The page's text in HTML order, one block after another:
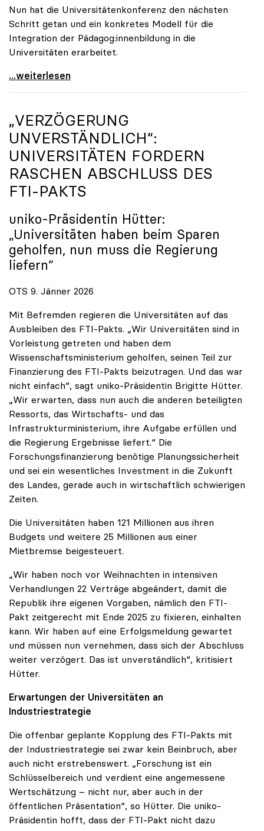
Nun hat die Universitätenkonferenz den nächsten
Schritt getan und ein konkretes Modell für die
Integration der Pädagog:innenbildung in die
Universitäten erarbeitet.
Schools of Education an den Universitäten: Für
...weiterlesen
„VERZÖGERUNG
UNVERSTÄNDLICH“:
UNIVERSITÄTEN FORDERN
RASCHEN ABSCHLUSS DES
FTI-PAKTS
uniko-Präsidentin Hütter:
„Universitäten haben beim Sparen
geholfen, nun muss die Regierung
liefern“
OTS 9. Jänner 2026
Mit Befremden regieren die Universitäten auf das
Ausbleiben des FTI-Pakts. „Wir Universitäten sind in
Vorleistung getreten und haben dem
Wissenschaftsministerium geholfen, seinen Teil zur
Finanzierung des FTI-Pakts beizutragen. Und das war
nicht einfach“, sagt uniko-Präsidentin Brigitte Hütter.
„Wir erwarten, dass nun auch die anderen beteiligten
Ressorts, das Wirtschafts- und das
Infrastrukturministerium, ihre Aufgabe erfüllen und
die Regierung Ergebnisse liefert.“ Die
Forschungsfinanzierung benötige Planungssicherheit
und sei ein wesentliches Investment in die Zukunft
des Landes, gerade auch in wirtschaftlich schwierigen
Zeiten.
Die Universitäten haben 121 Millionen aus ihren
Budgets und weitere 25 Millionen aus einer
Mietbremse beigesteuert.
„Wir haben noch vor Weihnachten in intensiven
Verhandlungen 22 Verträge abgeändert, damit die
Republik ihre eigenen Vorgaben, nämlich den FTI-
Pakt zeitgerecht mit Ende 2025 zu fixieren, einhalten
kann. Wir haben auf eine Erfolgsmeldung gewartet
und müssen nun vernehmen, dass sich der Abschluss
weiter verzögert. Das ist unverständlich“, kritisiert
Hütter.
Erwartungen der Universitäten an
Industriestrategie
Die offenbar geplante Kopplung des FTI-Pakts mit
der Industriestrategie sei zwar kein Beinbruch, aber
auch nicht erstrebenswert. „Forschung ist ein
Schlüsselbereich und verdient eine angemessene
Wertschätzung – nicht nur, aber auch in der
öffentlichen Präsentation“, so Hütter. Die uniko-
Präsidentin hofft, dass der FTI-Pakt nicht dazu